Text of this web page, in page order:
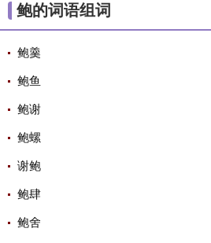
词
鲍的词语组词
鲍羹
鲍鱼
鲍谢
鲍螺
谢鲍
鲍肆
鲍舍